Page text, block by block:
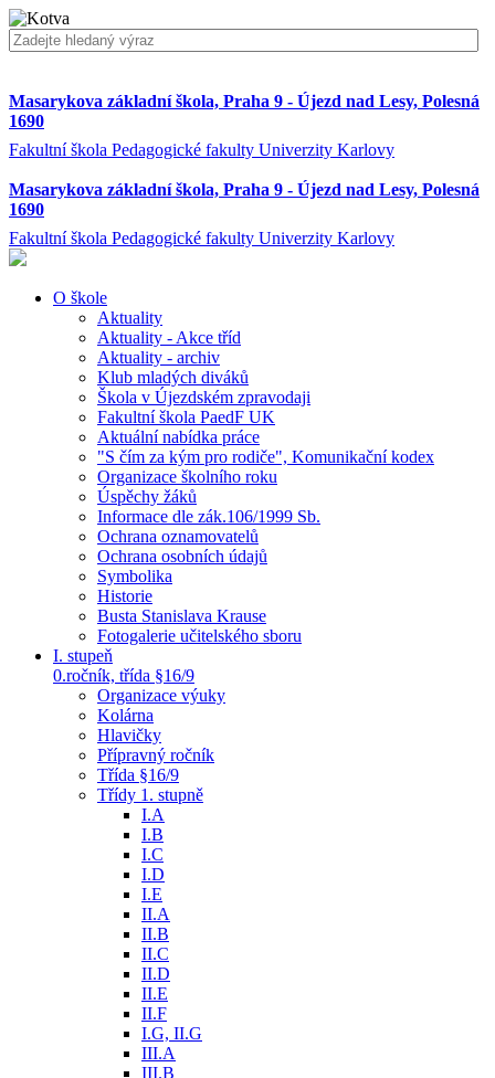
Masarykova základní škola, Praha 9 - Újezd nad Lesy, Polesná
1690
Fakultní škola Pedagogické fakulty Univerzity Karlovy
Masarykova základní škola, Praha 9 - Újezd nad Lesy, Polesná
1690
Fakultní škola Pedagogické fakulty Univerzity Karlovy
O škole
Aktuality
Aktuality - Akce tříd
Aktuality - archiv
Klub mladých diváků
Škola v Újezdském zpravodaji
Fakultní škola PaedF UK
Aktuální nabídka práce
"S čím za kým pro rodiče", Komunikační kodex
Organizace školního roku
Úspěchy žáků
Informace dle zák.106/1999 Sb.
Ochrana oznamovatelů
Ochrana osobních údajů
Symbolika
Historie
Busta Stanislava Krause
Fotogalerie učitelského sboru
I. stupeň
0.ročník, třída §16/9
Organizace výuky
Kolárna
Hlavičky
Přípravný ročník
Třída §16/9
Třídy 1. stupně
I.A
I.B
I.C
I.D
I.E
II.A
II.B
II.C
II.D
II.E
II.F
I.G, II.G
III.A
III.B